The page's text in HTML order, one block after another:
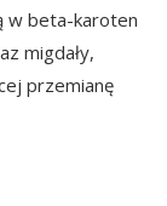
w beta-karoten
migdały,
przemianę